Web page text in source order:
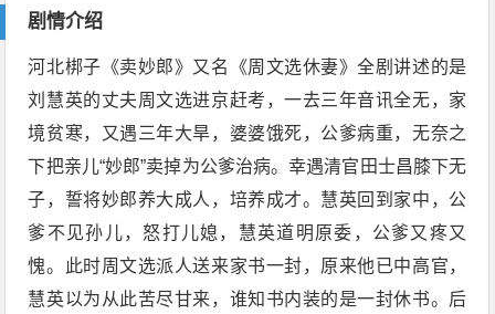
剧情介绍
河北梆子《卖妙郎》又名《周文选休妻》全剧讲述的是
刘慧英的丈夫周文选进京赶考，一去三年音讯全无，家
境贫寒，又遇三年大旱，婆婆饿死，公爹病重，无奈之
下把亲儿“妙郎”卖掉为公爹治病。幸遇清官田士昌膝下无
子，誓将妙郎养大成人，培养成才。慧英回到家中，公
爹不见孙儿，怒打儿媳，慧英道明原委，公爹又疼又
愧。此时周文选派人送来家书一封，原来他已中高官，
慧英以为从此苦尽甘来，谁知书内装的是一封休书。后